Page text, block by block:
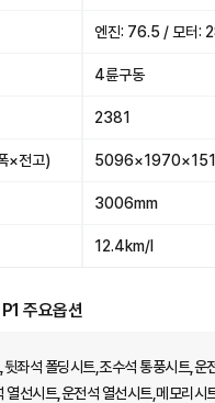
엔진: 76.5 / 모터:
4륜구동
2381
×전고)
3006mm
12.4km/l
주요옵션
좌석 폴딩시트,조수석 통풍시트,운
열선시트,운전석 열선시트,메모리시